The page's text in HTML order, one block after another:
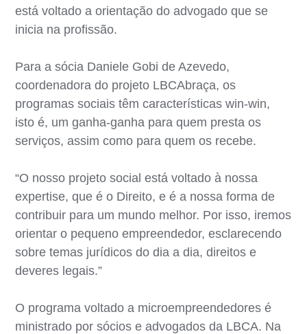
está voltado a orientação do advogado que se
inicia na profissão.
Para a sócia Daniele Gobi de Azevedo,
coordenadora do projeto LBCAbraça, os
programas sociais têm características win-win,
isto é, um ganha-ganha para quem presta os
serviços, assim como para quem os recebe.
“O nosso projeto social está voltado à nossa
expertise, que é o Direito, e é a nossa forma de
contribuir para um mundo melhor. Por isso, iremos
orientar o pequeno empreendedor, esclarecendo
sobre temas jurídicos do dia a dia, direitos e
deveres legais.”
O programa voltado a microempreendedores é
ministrado por sócios e advogados da LBCA. Na